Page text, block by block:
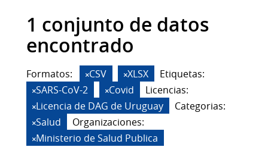
1 conjunto de datos
encontrado
Formatos: CSV XLSX
Etiquetas:
SARS-CoV-2
Covid
Licencias:
Licencia de DAG de Uruguay
Categorias:
Salud
Organizaciones:
Ministerio de Salud Publica